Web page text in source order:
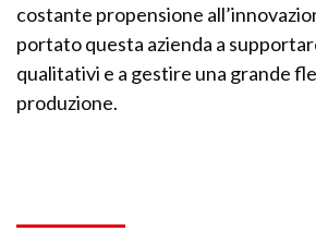
costante propensione
portato questa azienda a
qualitativi e a gestire una grande
produzione.